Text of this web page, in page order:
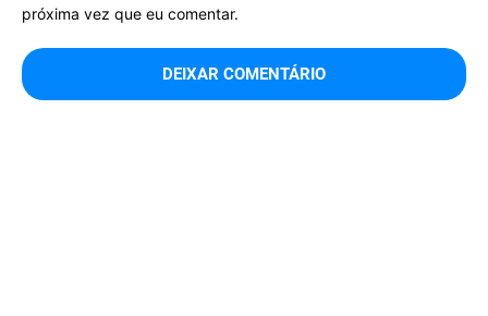
próxima vez que eu comentar.